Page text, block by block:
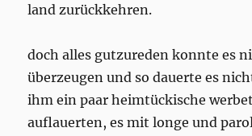
land zurückkehren.
doch alles gutzureden konnte es
überzeugen und so dauerte es
ihm ein paar heimtückische
auflauerten, es mit longe und